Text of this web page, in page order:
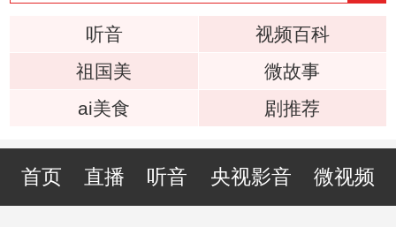
听音
视频百科
祖国美
微故事
ai美食
剧推荐
首页 直播 听音 央视影音 微视频